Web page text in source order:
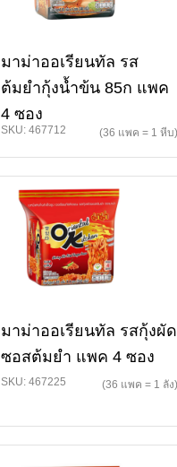
มาม่าออเรียนทัล รส
ต้มยำกุ้งน้ำข้น 85ก แพค
4 ซอง
SKU: 467712 (36 แพค = 1 หีบ)
มาม่าออเรียนทัล รสกุ้งผัด
ซอสต้มยำ แพค 4 ซอง
SKU: 467225 (36 แพค = 1 ลัง)